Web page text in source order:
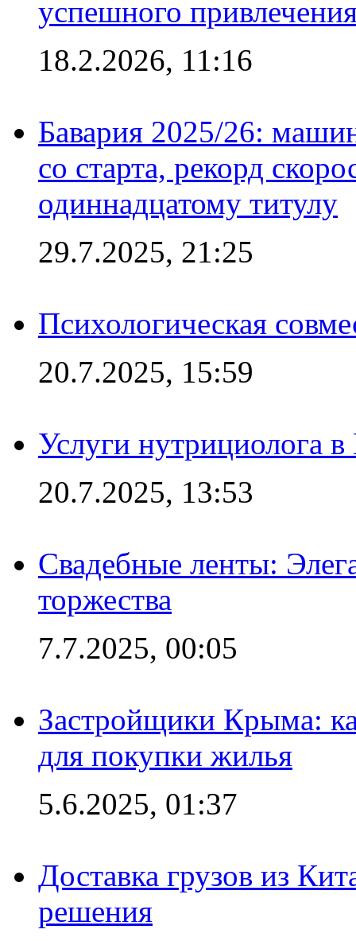
успешного
18.2.2026, 11:16
Бавария 2025/26:
со старта, рекорд
одиннадцатому титулу
29.7.2025, 21:25
Психологическая
20.7.2025, 15:59
Услуги нутрициолога
20.7.2025, 13:53
Свадебные ленты:
торжества
7.7.2025, 00:05
Застройщики Крыма:
для покупки жилья
5.6.2025, 01:37
Доставка грузов из
решения